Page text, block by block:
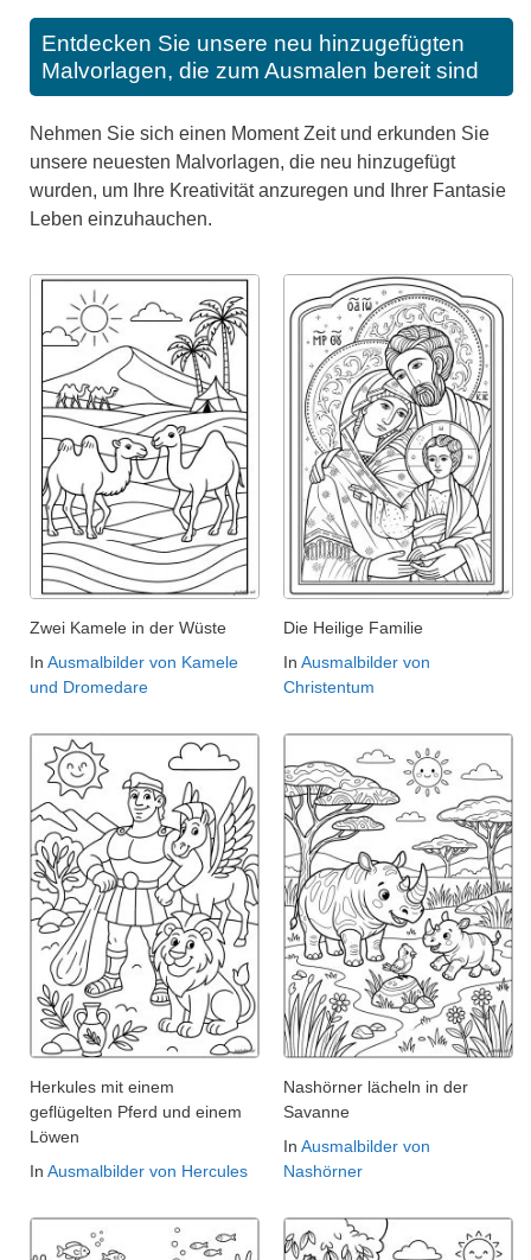
Entdecken Sie unsere neu hinzugefügten
Malvorlagen, die zum Ausmalen bereit sind
Nehmen Sie sich einen Moment Zeit und erkunden Sie
unsere neuesten Malvorlagen, die neu hinzugefügt
wurden, um Ihre Kreativität anzuregen und Ihrer Fantasie
Leben einzuhauchen.
Zwei Kamele in der Wüste
In Ausmalbilder von Kamele
und Dromedare
Die Heilige Familie
In Ausmalbilder von
Christentum
Herkules mit einem
geflügelten Pferd und einem
Löwen
In Ausmalbilder von Hercules
Nashörner lächeln in der
Savanne
In Ausmalbilder von
Nashörner